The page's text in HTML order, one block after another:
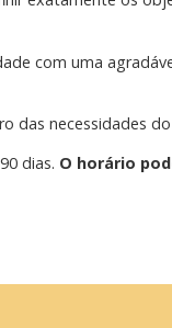
com uma
das necessidades
dias. O horário